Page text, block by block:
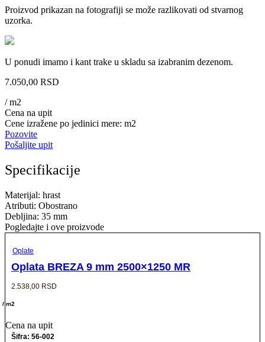
Proizvod prikazan na fotografiji se može razlikovati od stvarnog
uzorka.
U ponudi imamo i kant trake u skladu sa izabranim dezenom.
7.050,00 RSD
/ m2
Cena na upit
Cene izražene po jedinici mere: m2
Pozovite
Pošaljite upit
Specifikacije
Materijal: hrast
Atributi: Obostrano
Debljina: 35 mm
Pogledajte i ove proizvode
Oplate
Oplata BREZA 9 mm 2500×1250 MR
2.538,00 RSD
/ m2
Cena na upit
Šifra: 56-002